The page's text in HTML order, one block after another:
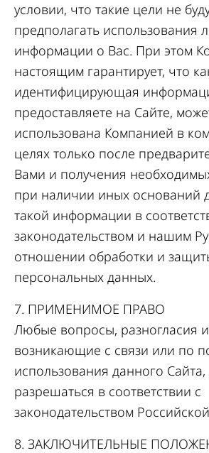
условии, что такие цели не
предполагать использования
информации о Вас. При этом
настоящим гарантирует, что
идентифицирующая
предоставляете на Сайте,
использована Компанией в
целях только после
Вами и получения
при наличии иных оснований
такой информации в
законодательством и нашим
отношении обработки и
персональных данных.
7. ПРИМЕНИМОЕ ПРАВО
Любые вопросы, разногласия
возникающие с связи или по
использования данного
разрешаться в соответствии с
законодательством
8. ЗАКЛЮЧИТЕЛЬНЫЕ